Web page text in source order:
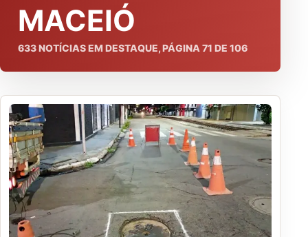
MACEIÓ
633NOTÍCIAS EM DESTAQUE, PÁGINA 71 DE 106